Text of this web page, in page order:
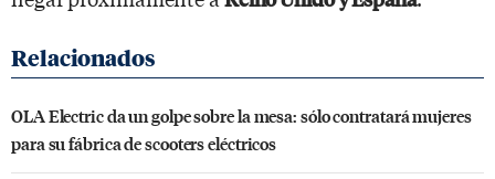
OLA Electric da un golpe sobre la mesa: sólo contratará mujeres
para su fábrica de scooters eléctricos